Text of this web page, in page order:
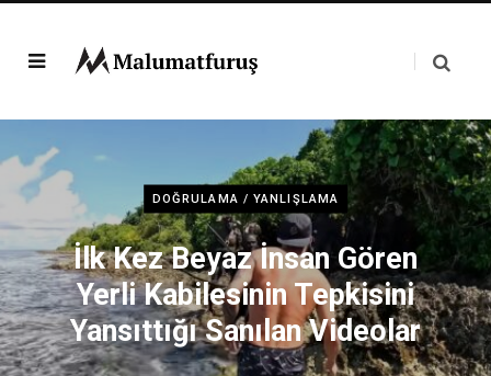
DOĞRULAMA / YANLIŞLAMA
İlk Kez Beyaz İnsan Gören
Yerli Kabilesinin Tepkisini
Yansıttığı Sanılan Videolar